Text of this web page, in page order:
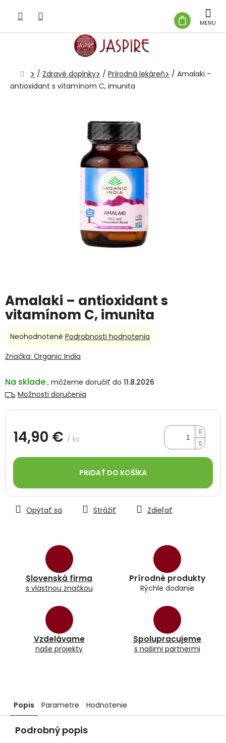
obsah
KOŠÍK
Domov
/ Zdravé doplnky / Prírodná lekáreň / Amalaki –
antioxidant s vitamínom C, imunita
Amalaki – antioxidant s
vitamínom C, imunita
Na sklade
11.8.2026
Možnosti doručenia
14,90 € / ks
cena:
PRIDAŤ DO KOŠÍKA
Slovenská firma
s vlastnou značkou
Prírodné produkty
Rýchle dodanie
Vzdelávame
naše projekty
Spolupracujeme
s našimi partnermi
Opýtať sa Strážiť Zdieľať
Priemerné
produktu
z
5
Neohodnotené Podrobnosti hodnotenia
Značka: Organic India
Popis Parametre Hodnotenie
Podrobný popis